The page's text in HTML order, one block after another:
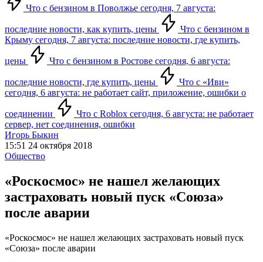
Что с бензином в Поволжье сегодня, 7 августа:
последние новости, как купить, цены
Что с бензином в
Крыму сегодня, 7 августа: последние новости, где купить,
цены Что с бензином в Ростове сегодня, 6 августа:
последние новости, где купить, цены
Что с «Иви»
сегодня, 6 августа: не работает сайт, приложение, ошибки о
соединении
Что с Roblox сегодня, 6 августа: не работает
сервер, нет соединения, ошибки
Игорь Быкин
15:51 24 октября 2018
Общество
«Роскосмос» не нашел желающих
застраховать новый пуск «Союза»
после аварии
«Роскосмос» не нашел желающих застраховать новый пуск
«Союза» после аварии